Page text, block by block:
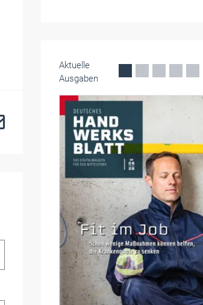
Aktuelle